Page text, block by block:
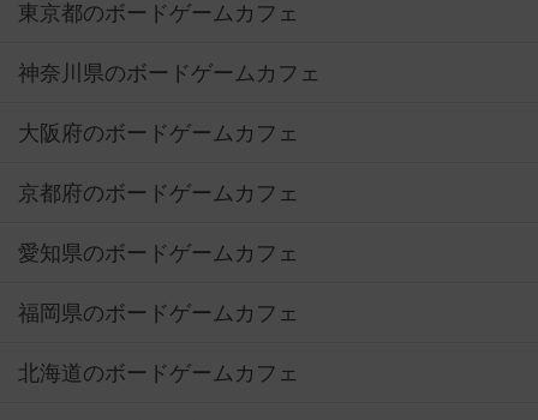
東京都のボードゲームカフェ
神奈川県のボードゲームカフェ
大阪府のボードゲームカフェ
京都府のボードゲームカフェ
愛知県のボードゲームカフェ
福岡県のボードゲームカフェ
北海道のボードゲームカフェ